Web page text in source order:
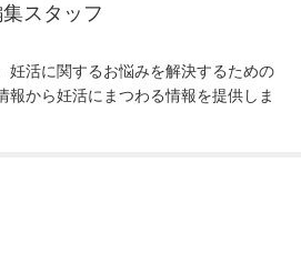
スタッフ
妊活に関するお悩みを解決するための
報から妊活にまつわる情報を提供しま